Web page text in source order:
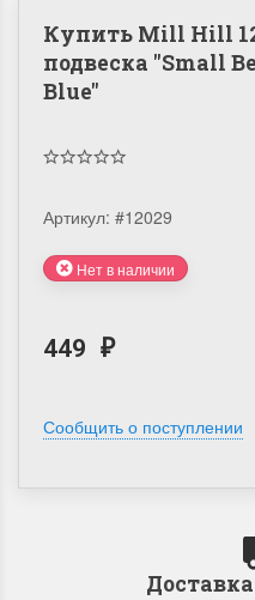
Купить Mill Hill
подвеска "Small
Blue"
Артикул: #12029
Нет в наличии
449 ₽
Сообщить о поступлении